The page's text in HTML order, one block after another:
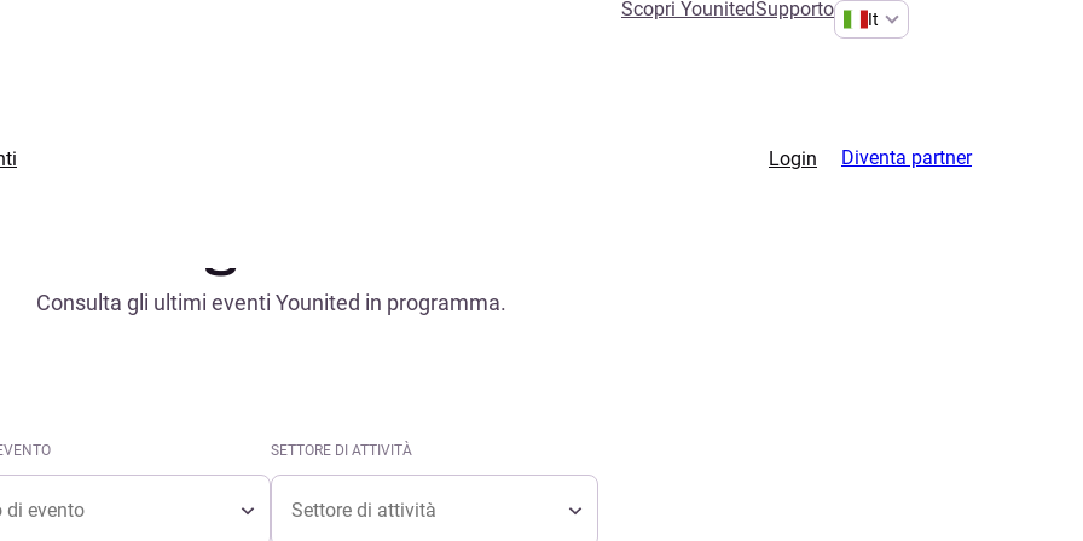
Scopri YounitedSupporto It
Login Diventa partner
Consulta gli ultimi eventi Younited in programma.
evento
SETTORE DI ATTIVITÀ
Settore di attività
Settore di attività